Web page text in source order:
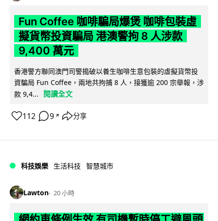
Fun Coffee 咖啡騙局爆煲 咖啡包裝虛
擬貨幣投資騙局 港澳警拘 8 人涉款
9,400 萬元
香港警方聯同澳門司警搗破以養生咖啡生意包裝的虛擬貨幣投
資騙局 Fun Coffee，兩地共拘捕 8 人，接獲逾 200 宗舉報，涉
款 9,4...
閱讀全文
112 9 ↗ 分享
科技娛樂 生活科技 智慧城市
Lawton 20 小時